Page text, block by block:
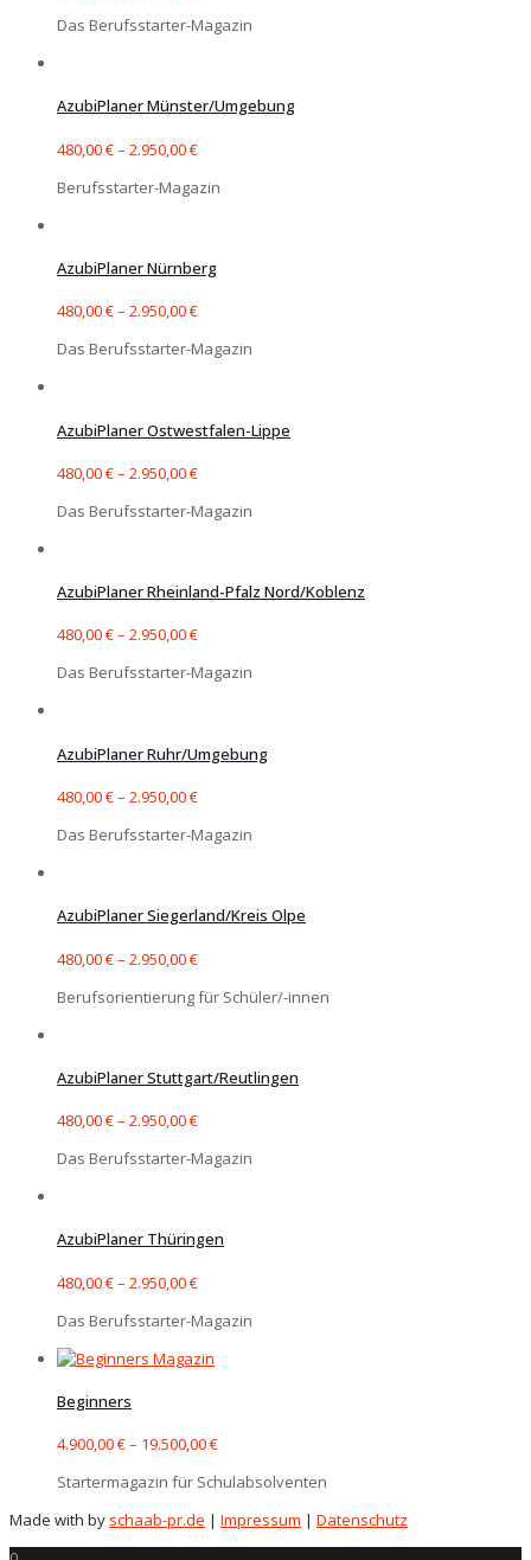
Das Berufsstarter-Magazin
AzubiPlaner Münster/Umgebung
480,00€– 2.950,00€
Berufsstarter-Magazin
AzubiPlaner Nürnberg
480,00€– 2.950,00€
Das Berufsstarter-Magazin
AzubiPlaner Ostwestfalen-Lippe
480,00€– 2.950,00€
Das Berufsstarter-Magazin
AzubiPlaner Rheinland-Pfalz Nord/Koblenz
480,00€– 2.950,00€
Das Berufsstarter-Magazin
AzubiPlaner Ruhr/Umgebung
480,00€– 2.950,00€
Das Berufsstarter-Magazin
AzubiPlaner Siegerland/Kreis Olpe
480,00€– 2.950,00€
Berufsorientierung für Schüler/-innen
AzubiPlaner Stuttgart/Reutlingen
480,00€– 2.950,00€
Das Berufsstarter-Magazin
AzubiPlaner Thüringen
480,00€– 2.950,00€
Das Berufsstarter-Magazin
Beginners
4.900,00€– 19.500,00€
Startermagazin für Schulabsolventen
Made with by schaab-pr.de | Impressum | Datenschutz